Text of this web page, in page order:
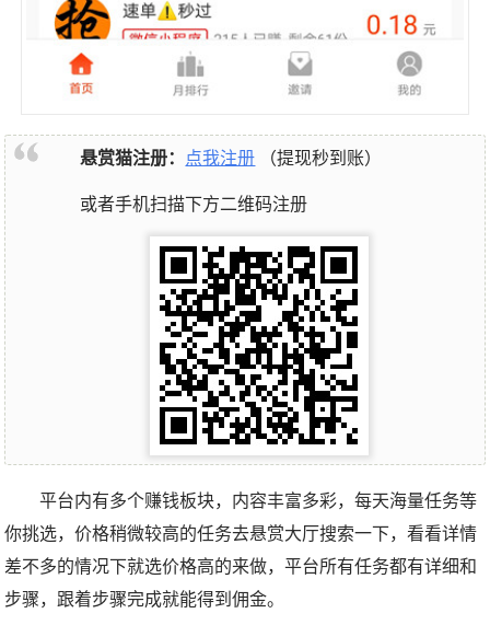
悬赏猫注册： 点我注册 （提现秒到账）
或者手机扫描下方二维码注册
平台内有多个赚钱板块，内容丰富多彩，每天海量任务等
你挑选，价格稍微较高的任务去悬赏大厅搜索一下，看看详情
差不多的情况下就选价格高的来做，平台所有任务都有详细和
步骤，跟着步骤完成就能得到佣金。